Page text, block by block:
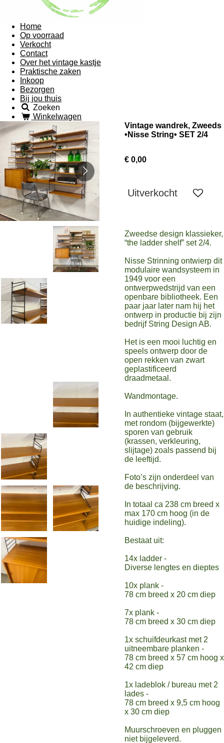
Home
Op voorraad
Verkocht
Contact
Over het vintage kastje
Praktische zaken
Inkoop
Bezorgen
Bij jou thuis
Zoeken
Winkelwagen
Vintage wandrek, Zweeds
•Nisse String• SET 2/4
€ 0,00
Uitverkocht
Zweedse design klassieker,
“the ladder shelf” set 2/4.
Nisse Strinning ontwierp dit
modulaire wandsysteem in
1949 voor een
ontwerpwedstrijd van een
openbare bibliotheek. Een
paar jaar later nam hij het
ontwerp in productie bij zijn
bedrijf String Design AB.
Het is een mooi luchtig en
speels ontwerp door de
open rekken van zwart
geplastificeerd
draadmetaal.
Wandmontage.
In authentieke vintage staat,
met rondom (bijgewerkte)
sporen van gebruik
(krassen, verkleuring,
slijtage) zoals passend bij
de leeftijd.
Foto’s zijn onderdeel van
de beschrijving.
In totaal ca 238 cm breed x
max 170 cm hoog (in de
huidige indeling).
Bestaat uit:
14x ladder -
Diverse lengtes en dieptes
10x plank -
78 cm breed x 20 cm diep
7x plank -
78 cm breed x 30 cm diep
1x schuifdeurkast met 2
uitneembare planken -
78 cm breed x 57 cm hoog x
42 cm diep
1x ladeblok / bureau met 2
lades -
78 cm breed x 9,5 cm hoog
x 30 cm diep
Muurschroeven en pluggen
niet bijgeleverd.